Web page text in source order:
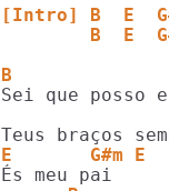
[Intro] B  E
B  E
B
Sei que posso
E       G#m E